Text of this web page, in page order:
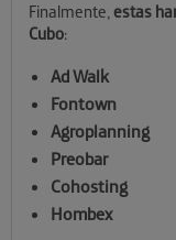
Finalmente,estas
Cubo:
Ad Walk
Fontown
Agroplanning
Preobar
Cohosting
Hombex